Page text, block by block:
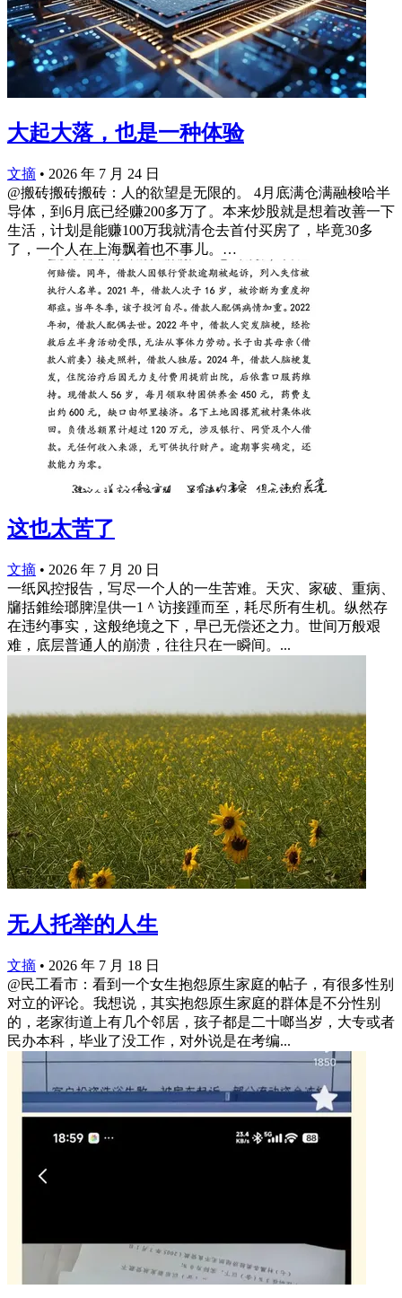
大起大落，也是一种体验
文摘 • 2026 年 7 月 24 日
@搬砖搬砖搬砖：人的欲望是无限的。 4月底满仓满融梭哈半
导体，到6月底已经赚200多万了。本来炒股就是想着改善一下
生活，计划是能赚100万我就清仓去首付买房了，毕竟30多
了，一个人在上海飘着也不事儿。…
这也太苦了
文摘 • 2026 年 7 月 20 日
一纸风控报告，写尽一个人的一生苦难。天灾、家破、重病、
牖括錐绘瑯脾湟供一1＾访接踵而至，耗尽所有生机。纵然存
在违约事实，这般绝境之下，早已无偿还之力。世间万般艰
难，底层普通人的崩溃，往往只在一瞬间。...
无人托举的人生
文摘 • 2026 年 7 月 18 日
@民工看市：看到一个女生抱怨原生家庭的帖子，有很多性别
对立的评论。我想说，其实抱怨原生家庭的群体是不分性别
的，老家街道上有几个邻居，孩子都是二十啷当岁，大专或者
民办本科，毕业了没工作，对外说是在考编...